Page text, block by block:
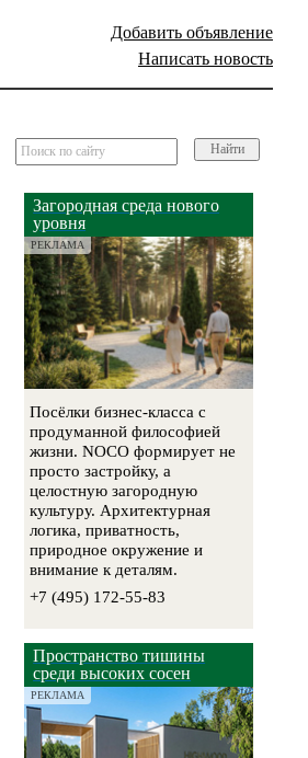
Добавить объявление
Написать новость
Найти
Загородная среда нового
уровня
РЕКЛАМА
Посёлки бизнес-класса с
продуманной философией
жизни. NOCO формирует не
просто застройку, а
целостную загородную
культуру. Архитектурная
логика, приватность,
природное окружение и
внимание к деталям.
+7 (495) 172-55-83
Пространство тишины
среди высоких сосен
РЕКЛАМА